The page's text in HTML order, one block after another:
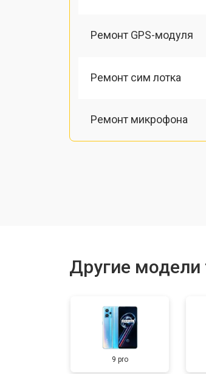
Ремонт GPS-модуля
Ремонт сим лотка
Ремонт микрофона
Замена задней крышки
Замена дисплея
Другие модели
9 pro